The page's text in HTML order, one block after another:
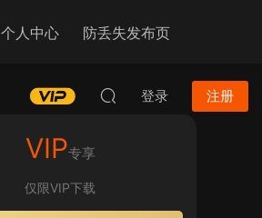
个人中心 防丢失发布页
登录 注册
VIP专享
仅限VIP下载